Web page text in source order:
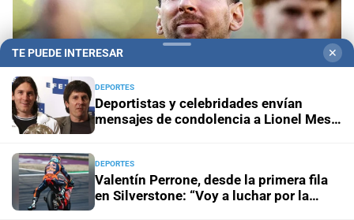
Despedida en Rosario
Rosario para despedir a su padre, Jorge Messi
Este viernesFrente al costo de vivir en Rosario, la UNR
TE PUEDE INTERESAR ✕
DEPORTES
Deportistas y celebridades envían
mensajes de condolencia a Lionel Messi
DEPORTES
Valentín Perrone, desde la primera fila
en Silverstone: “Voy a luchar por la